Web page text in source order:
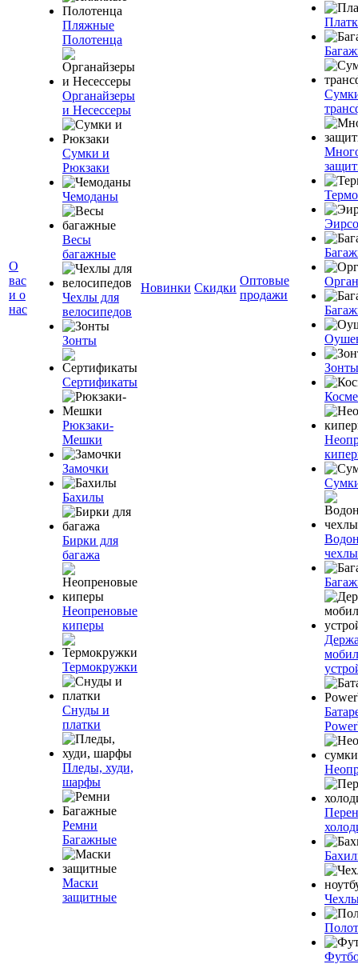
О
вас
и о
нас
Пляжные
Полотенца
Органайзеры
и Несессеры
Сумки и
Рюкзаки
Чемоданы
Весы
багажные
Чехлы для
велосипедов
Зонты
Сертификаты
Рюкзаки-
Мешки
Замочки
Бахилы
Бирки для
багажа
Неопреновые
киперы
Термокружки
Снуды и
платки
Пледы, худи,
шарфы
Ремни
Багажные
Маски
защитные
Новинки Скидки
Оптовые
продажи
Зонты